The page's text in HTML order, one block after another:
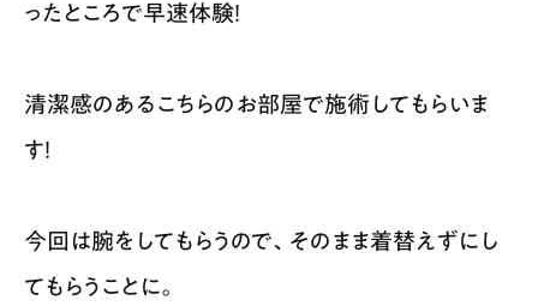
ったところで早速体験！
清潔感のあるこちらのお部屋で施術してもらいま
す！
今回は腕をしてもらうので、そのまま着替えずにし
てもらうことに。